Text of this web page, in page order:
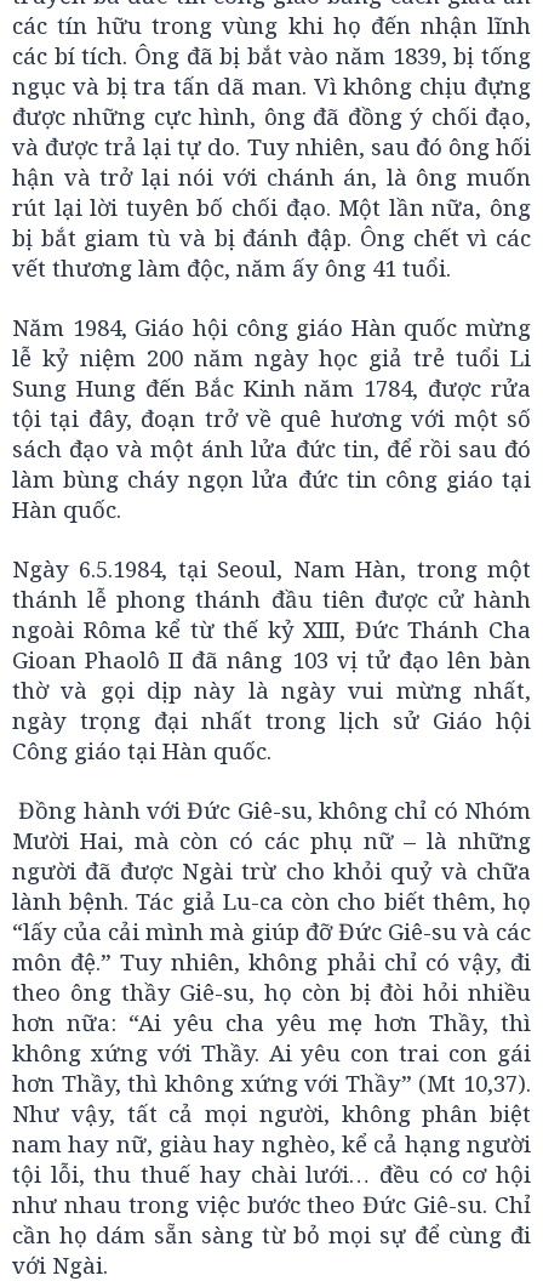
các tín hữu trong vùng khi họ đến nhận lĩnh
các bí tích. Ông đã bị bắt vào năm 1839, bị tống
ngục và bị tra tấn dã man. Vì không chịu đựng
được những cực hình, ông đã đồng ý chối đạo,
và được trả lại tự do. Tuy nhiên, sau đó ông hối
hận và trở lại nói với chánh án, là ông muốn
rút lại lời tuyên bố chối đạo. Một lần nữa, ông
bị bắt giam tù và bị đánh đập. Ông chết vì các
vết thương làm độc, năm ấy ông 41 tuổi.
Năm 1984, Giáo hội công giáo Hàn quốc mừng
lễ kỷ niệm 200 năm ngày học giả trẻ tuổi Li
Sung Hung đến Bắc Kinh năm 1784, được rửa
tội tại đây, đoạn trở về quê hương với một số
sách đạo và một ánh lửa đức tin, để rồi sau đó
làm bùng cháy ngọn lửa đức tin công giáo tại
Hàn quốc.
Ngày 6.5.1984, tại Seoul, Nam Hàn, trong một
thánh lễ phong thánh đầu tiên được cử hành
ngoài Rôma kể từ thế kỷ XIII, Đức Thánh Cha
Gioan Phaolô II đã nâng 103 vị tử đạo lên bàn
thờ và gọi dịp này là ngày vui mừng nhất,
ngày trọng đại nhất trong lịch sử Giáo hội
Công giáo tại Hàn quốc.
Đồng hành với Đức Giê-su, không chỉ có Nhóm
Mười Hai, mà còn có các phụ nữ – là những
người đã được Ngài trừ cho khỏi quỷ và chữa
lành bệnh. Tác giả Lu-ca còn cho biết thêm, họ
“lấy của cải mình mà giúp đỡ Đức Giê-su và các
môn đệ.” Tuy nhiên, không phải chỉ có vậy, đi
theo ông thầy Giê-su, họ còn bị đòi hỏi nhiều
hơn nữa: “Ai yêu cha yêu mẹ hơn Thầy, thì
không xứng với Thầy. Ai yêu con trai con gái
hơn Thầy, thì không xứng với Thầy” (Mt 10,37).
Như vậy, tất cả mọi người, không phân biệt
nam hay nữ, giàu hay nghèo, kể cả hạng người
tội lỗi, thu thuế hay chài lưới… đều có cơ hội
như nhau trong việc bước theo Đức Giê-su. Chỉ
cần họ dám sẵn sàng từ bỏ mọi sự để cùng đi
với Ngài.